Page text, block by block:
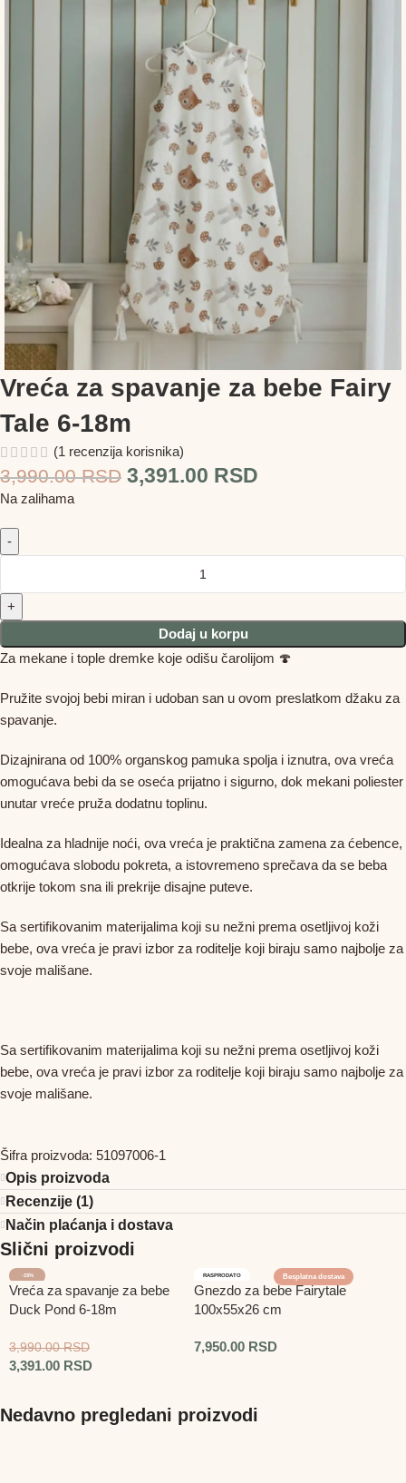
Vreća za spavanje za bebe Fairy
Tale 6-18m
(1 recenzija korisnika)
3,990.00RSD 3,391.00 RSD
Na zalihama
Dodaj u korpu
Za mekane i tople dremke koje odišu čarolijom 🍄
Pružite svojoj bebi miran i udoban san u ovom preslatkom džaku za
spavanje.
Dizajnirana od 100% organskog pamuka spolja i iznutra, ova vreća
omogućava bebi da se oseća prijatno i sigurno, dok mekani poliester
unutar vreće pruža dodatnu toplinu.
Idealna za hladnije noći, ova vreća je praktična zamena za ćebence,
omogućava slobodu pokreta, a istovremeno sprečava da se beba
otkrije tokom sna ili prekrije disajne puteve.
Sa sertifikovanim materijalima koji su nežni prema osetljivoj koži
bebe, ova vreća je pravi izbor za roditelje koji biraju samo najbolje za
svoje mališane.
Sa sertifikovanim materijalima koji su nežni prema osetljivoj koži
bebe, ova vreća je pravi izbor za roditelje koji biraju samo najbolje za
svoje mališane.
Šifra proizvoda: 51097006-1
Opis proizvoda
Recenzije (1)
Način plaćanja i dostava
Slični proizvodi
-15%
Vreća za spavanje za bebe
Duck Pond 6-18m
3,990.00RSD
3,391.00 RSD
Besplatna dostava
RASPRODATO
Gnezdo za bebe Fairytale
100x55x26 cm
7,950.00 RSD
Nedavno pregledani proizvodi